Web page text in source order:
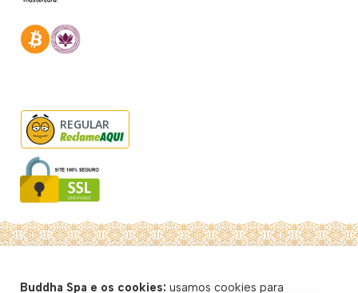
REGULAR
Buddha Spa e os cookies: usamos cookies para